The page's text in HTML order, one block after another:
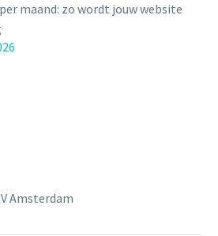
maand: zo wordt jouw website
Amsterdam